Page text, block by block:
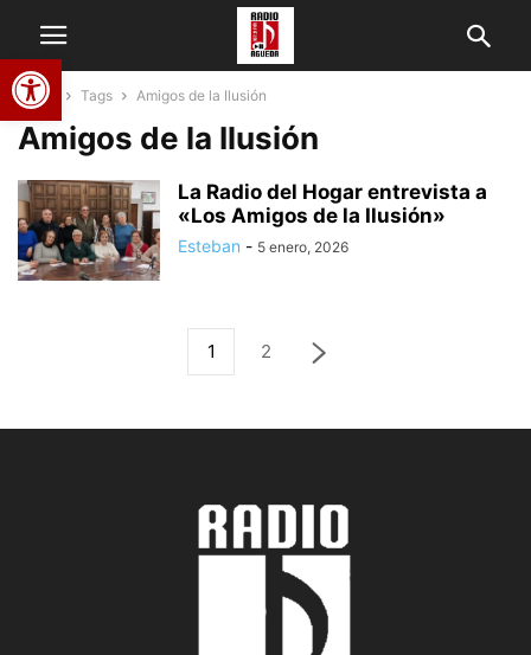
Abrir barra de herramientas
Home Tags Amigos de la Ilusión
Amigos de la Ilusión
La Radio del Hogar entrevista a
«Los Amigos de la Ilusión»
Esteban - 5 enero, 2026
1 2